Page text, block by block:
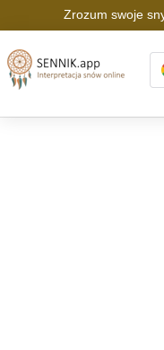
Zrozum swoje